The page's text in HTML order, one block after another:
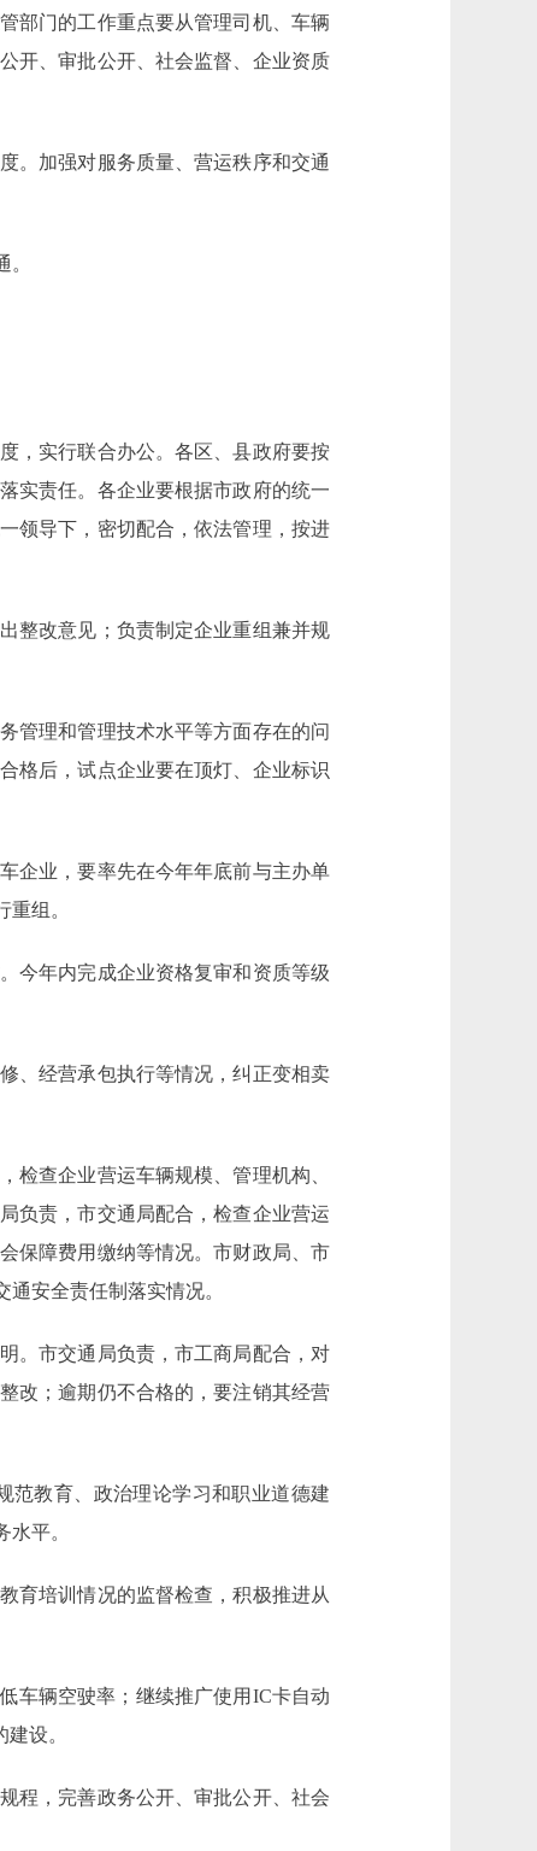
门的工作重点要从管理司机、车辆
开、审批公开、社会监督、企业资质
加强对服务质量、营运秩序和交通
，实行联合办公。各区、县政府要按
实责任。各企业要根据市政府的统一
领导下，密切配合，依法管理，按进
整改意见；负责制定企业重组兼并规
理和管理技术水平等方面存在的问
格后，试点企业要在顶灯、企业标识
企业，要率先在今年年底前与主办单
组。
年内完成企业资格复审和资质等级
、经营承包执行等情况，纠正变相卖
查企业营运车辆规模、管理机构、
负责，市交通局配合，检查企业营运
保障费用缴纳等情况。市财政局、市
安全责任制落实情况。
。市交通局负责，市工商局配合，对
改；逾期仍不合格的，要注销其经营
教育、政治理论学习和职业道德建
平。
培训情况的监督检查，积极推进从
车辆空驶率；继续推广使用IC卡自动
设。
，完善政务公开、审批公开、社会